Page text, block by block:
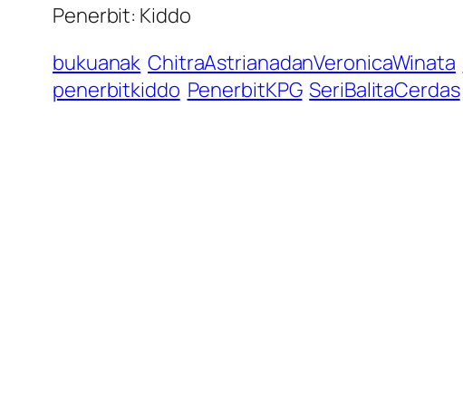
Penerbit: Kiddo
bukuanak ChitraAstrianadanVeronicaWinata
penerbitkiddo PenerbitKPG SeriBalitaCerdas